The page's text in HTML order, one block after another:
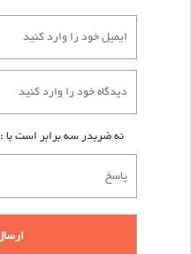
نه ضربدر سه برابر است با :